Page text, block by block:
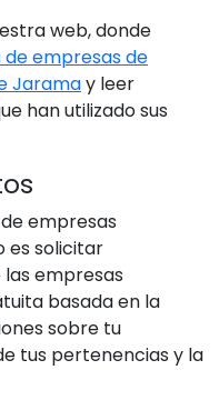
web, donde
empresas de
Jaramay leer
han utilizado sus
empresas
es solicitar
empresas
basada en la
sobre tu
tus pertenencias y la